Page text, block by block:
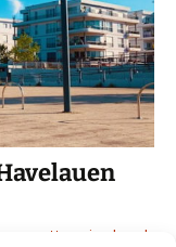
gottemeier havel